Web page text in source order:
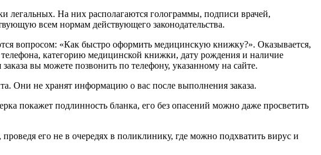
легальных. На них располагаются голограммы, подписи врачей,
всем нормам действующего законодательства.
вопросом: «Как быстро оформить медицинскую книжку?». Оказывается,
категорию медицинской книжки, дату рождения и наличие
вы можете позвонить по телефону, указанному на сайте.
Они не хранят информацию о вас после выполнения заказа.
покажет подлинность бланка, его без опасений можно даже просветить
его не в очередях в поликлинику, где можно подхватить вирус и